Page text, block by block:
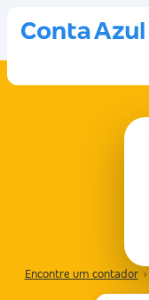
Encontre um contador ›